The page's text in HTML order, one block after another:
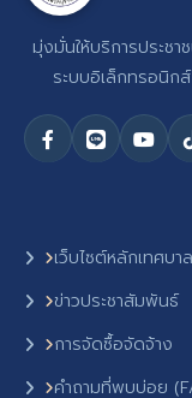
มุ่งมั่นให้บริการประช
ระบบอิเล็กทรอนิ
เว็บไซต์หลักเทศบา
ข่าวประชาสัมพันธ์
การจัดซื้อจัดจ้าง
คำถามที่พบบ่อย